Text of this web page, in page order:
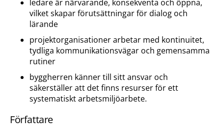
ledare är närvarande, konsekventa och öppna,
vilket skapar förutsättningar för dialog och
lärande
projektorganisationer arbetar med kontinuitet,
tydliga kommunikationsvägar och gemensamma
rutiner
byggherren känner till sitt ansvar och
säkerställer att det finns resurser för ett
systematiskt arbetsmiljöarbete.
Författare